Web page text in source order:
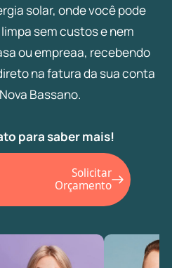
solar, onde você pode
sem custos e nem
ou empreaa, recebendo
na fatura da sua conta
Bassano.
para saber mais!
Solicitar
Orçamento